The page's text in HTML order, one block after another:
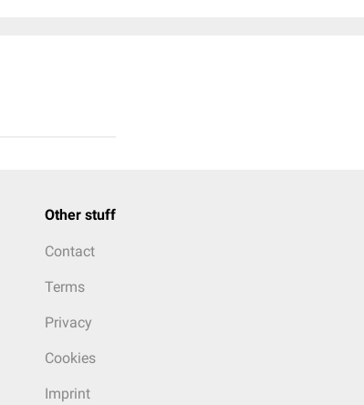
Other stuff
Contact
Terms
Privacy
Cookies
Imprint